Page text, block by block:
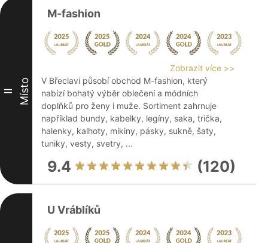
II Místo
M-fashion
Zobrazit více >>
V Břeclavi působí obchod M-fashion, který
nabízí bohatý výběr oblečení a módních
doplňků pro ženy i muže. Sortiment zahrnuje
například bundy, kabelky, legíny, saka, trička,
halenky, kalhoty, mikiny, pásky, sukně, šaty,
tuniky, vesty, svetry, ...
9.4 (120)
U Vráblíků